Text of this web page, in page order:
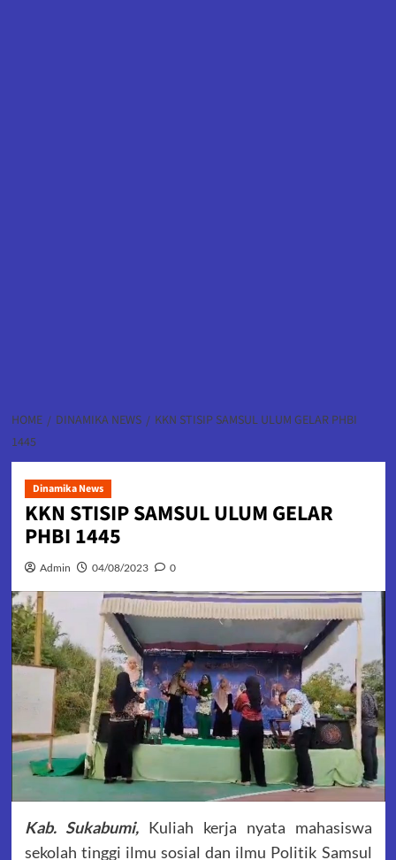
HOME DINAMIKA NEWS
KKN STISIP SAMSUL ULUM GELAR PHBI
1445
Dinamika News
KKN STISIP SAMSUL ULUM GELAR
PHBI 1445
Admin 04/08/2023 0
Kab. Sukabumi, Kuliah kerja nyata mahasiswa
sekolah tinggi ilmu sosial dan ilmu Politik Samsul